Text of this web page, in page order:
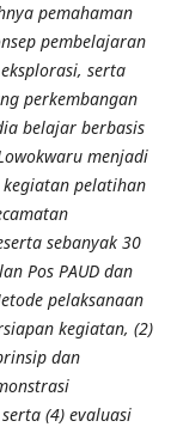
pemahaman
pembelajaran
serta
perkembangan
belajar berbasis
menjadi
pelatihan
sebanyak 30
Pos PAUD dan
pelaksanaan
kegiatan, (2)
dan
(4) evaluasi